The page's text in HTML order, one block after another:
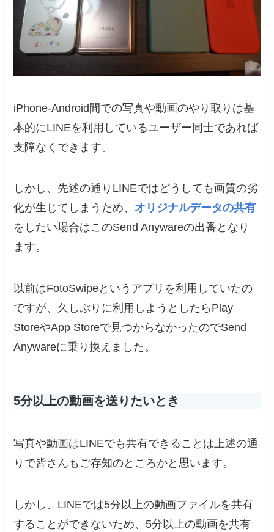
iPhone-Android間での写真や動画のやり取りは基
本的にLINEを利用しているユーザー同士であれば
支障なくできます。
しかし、先述の通りLINEではどうしても画質の劣
化が生じてしまうため、 オリジナルデータの共有
をしたい場合はこのSend Anywareの出番となり
ます。
以前はFotoSwipeというアプリを利用していたの
ですが、久しぶりに利用しようとしたらPlay
StoreやApp Storeで見つからなかったのでSend
Anywareに乗り換えました。
5分以上の動画を送りたいとき
写真や動画はLINEでも共有できることは上述の通
りで皆さんもご存知のところかと思います。
しかし、LINEでは5分以上の動画ファイルを共有
することができないため、5分以上の動画を共有